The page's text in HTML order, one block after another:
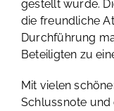
gestellt wurde.
die freundliche
Durchführung
Beteiligten zu
Mit vielen
Schlussnote